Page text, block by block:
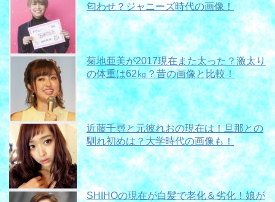
匂わせ？ジャニーズ時代の画像！
菊地亜美が2017現在また太った？激太り
の体重は62㎏？昔の画像と比較！
近藤千尋と元彼れおの現在は！旦那との
馴れ初めは？大学時代の画像も！
SHIHOの現在が白髪で老化＆劣化！娘が